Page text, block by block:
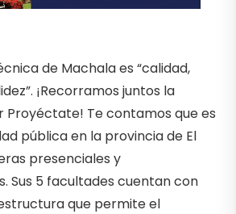
de Machala es “calidad,
¡Recorramos juntos la
Proyéctate! Te contamos que es
pública en la provincia de El
presenciales y
Sus 5 facultades cuentan con
que permite el